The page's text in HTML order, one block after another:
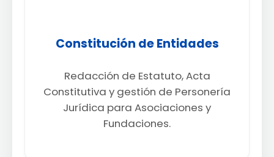
Constitución de Entidades
Redacción de Estatuto, Acta
Constitutiva y gestión de Personería
Jurídica para Asociaciones y
Fundaciones.